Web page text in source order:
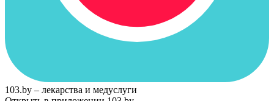
103.by – лекарства и медуслуги